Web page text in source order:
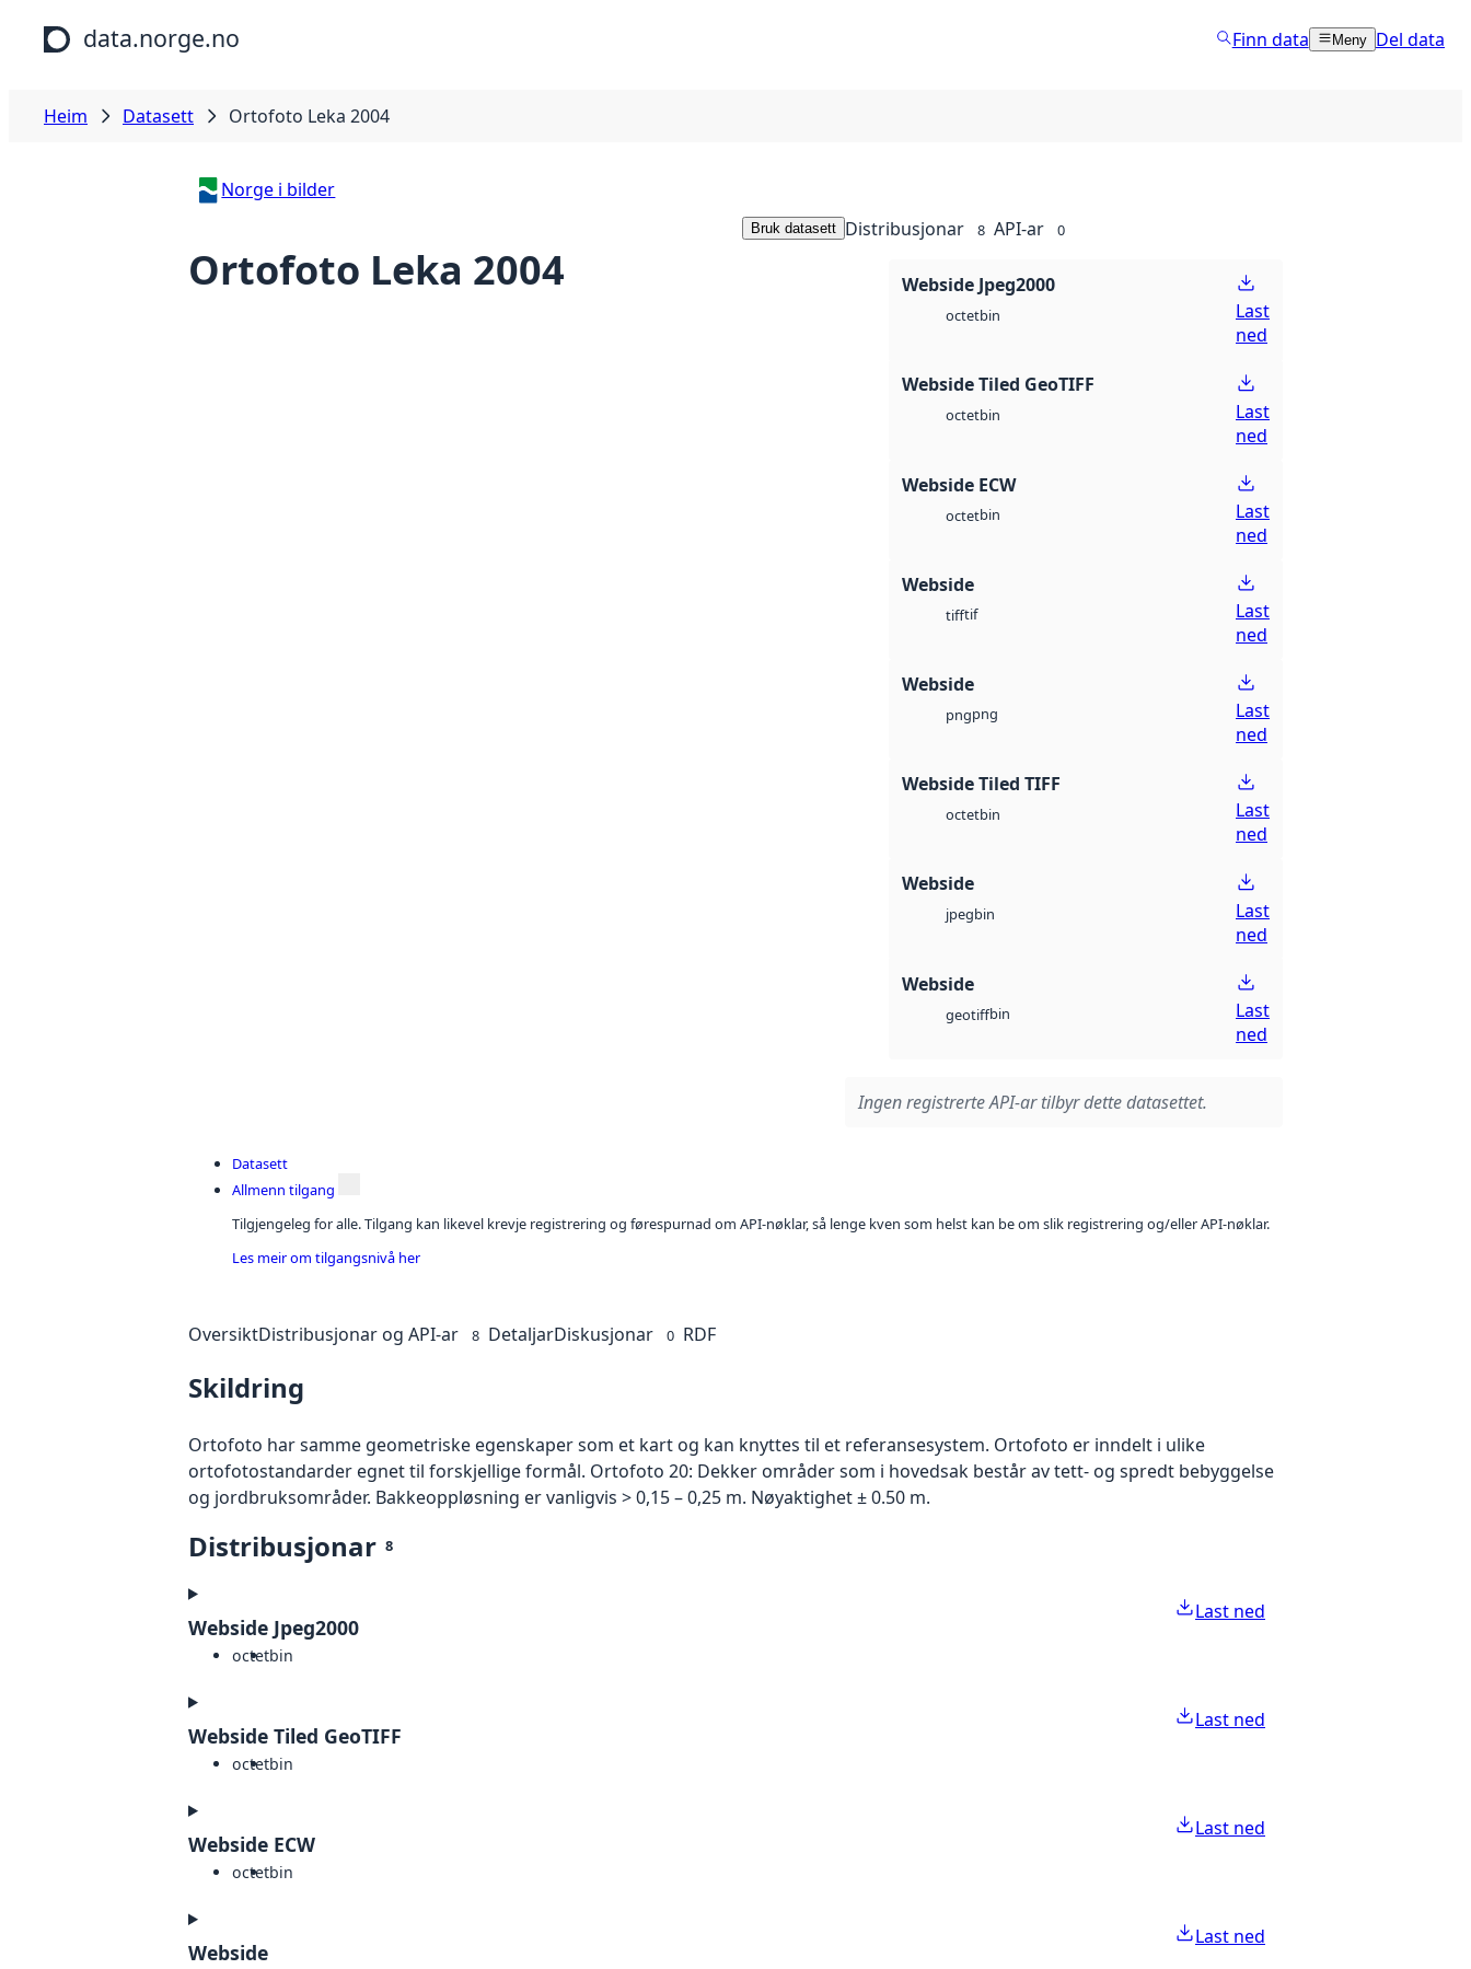
Hopp til hovudinnhald
data.norge.no Finn data Meny Del data
Heim Datasett Ortofoto Leka 2004
Norge i bilder
Ortofoto Leka 2004
Bruk datasett Distribusjonar 8 API-ar 0
Webside Jpeg2000
octetbin
Last
ned
Webside Tiled GeoTIFF
octetbin
Last
ned
Webside ECW
octetbin
Last
ned
Webside
tifftif
Last
ned
Webside
pngpng
Last
ned
Webside Tiled TIFF
octetbin
Last
ned
Webside
jpegbin
Last
ned
Webside
geotiffbin
Last
ned
Ingen registrerte API-ar tilbyr dette datasettet.
Datasett
Allmenn tilgang
Tilgjengeleg for alle. Tilgang kan likevel krevje registrering og førespurnad om API-nøklar, så lenge kven som helst kan be om slik registrering og/eller API-nøklar.
Les meir om tilgangsnivå her
OversiktDistribusjonar og API-ar 8 DetaljarDiskusjonar 0 RDF
Skildring
Ortofoto har samme geometriske egenskaper som et kart og kan knyttes til et referansesystem. Ortofoto er inndelt i ulike
ortofotostandarder egnet til forskjellige formål. Ortofoto 20: Dekker områder som i hovedsak består av tett- og spredt bebyggelse
og jordbruksområder. Bakkeoppløsning er vanligvis > 0,15 – 0,25 m. Nøyaktighet ± 0.50 m.
Distribusjonar 8
Webside Jpeg2000
octetbin
Last ned
Webside Tiled GeoTIFF
octetbin
Last ned
Webside ECW
octetbin
Last ned
Webside
Last ned